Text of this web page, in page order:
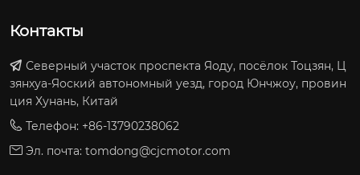
Контакты
Северный участок проспекта Яоду, посёлок Тоцзян, Ц
зянхуа-Яоский автономный уезд, город Юнчжоу, провин
ция Хунань, Китай
Телефон: +86-13790238062
Эл. почта: tomdong@cjcmotor.com